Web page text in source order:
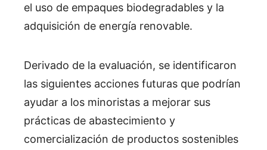
el uso de empaques biodegradables y la
adquisición de energía renovable.
Derivado de la evaluación, se identificaron
las siguientes acciones futuras que podrían
ayudar a los minoristas a mejorar sus
prácticas de abastecimiento y
comercialización de productos sostenibles